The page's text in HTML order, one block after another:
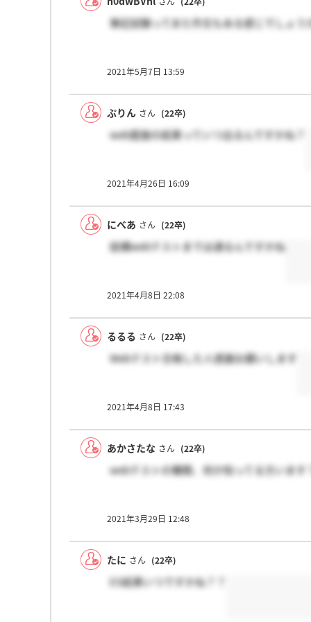
筆記試験ってまた作文もある感じでしょう
2021年5月7日 13:59
ぷりん さん (22卒)
web面接の結果っていつ出るんですかね？
2021年4月26日 16:09
にべあ さん (22卒)
結構webテストまでは通るんですかね
2021年4月8日 22:08
るるる さん (22卒)
Webテスト合格した人感謝お願いします
2021年4月8日 17:43
あかさたな さん (22卒)
webテストの種類、何か知ってる方います
2021年3月29日 12:48
たに さん (22卒)
ES結果いつですかね？？